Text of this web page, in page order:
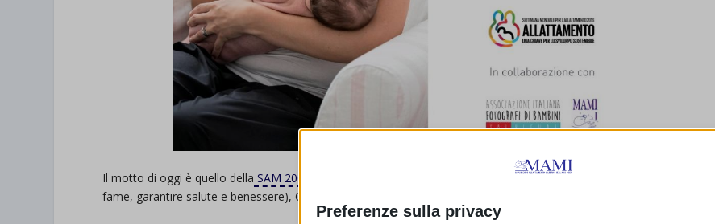
Il motto di oggi è quello della SAM 2004
, il richiamo a diversi Obiettivi di Sviluppo Sostenibile: 1,2,3 (ridurre la povertà, la
fame, garantire salute e benessere), OSS 6 (acqua e servizi igienici accessibili), 7 (energia accessibile e sostenibile).
Preferenze sulla privacy